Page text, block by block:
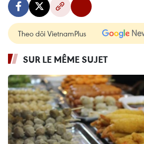
Theo dõi VietnamPlus
SUR LE MÊME SUJET